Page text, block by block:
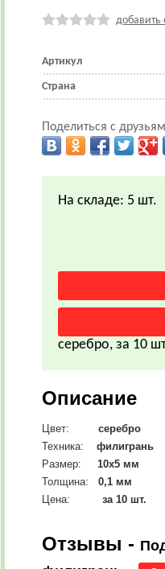
добавить
Артикул
Страна
Поделиться с
На складе: 5 шт.
серебро, за 10
Описание
Цвет:
серебро
Техника: филигрань
Размер: 10х5 мм
Толщина: 0,1 мм
Цена:
за 10 шт.
Отзывы -